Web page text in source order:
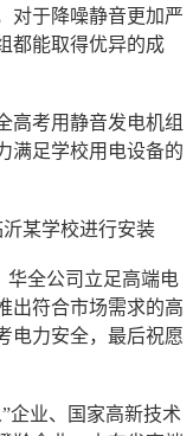
对于降噪静音更加严
都能取得优异的成
考用静音发电机组
满足学校用电设备的
全公司立足高端电
出符合市场需求的高
电力安全，最后祝愿
业、国家高新技术